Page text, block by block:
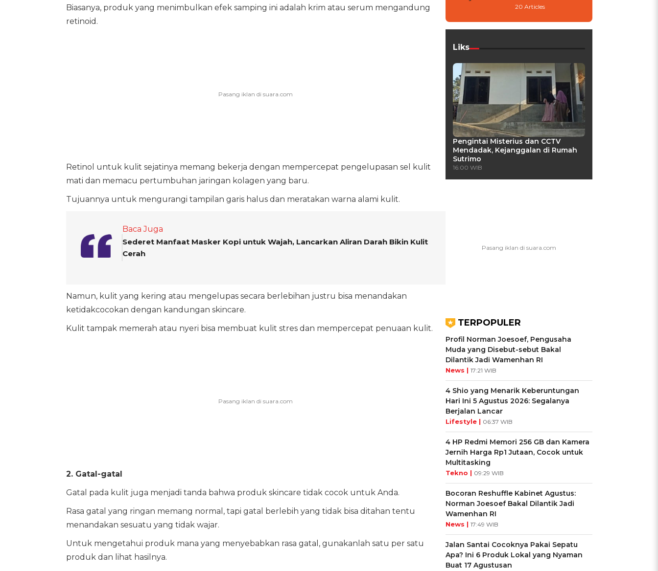
Biasanya, produk yang menimbulkan efek samping ini adalah krim atau serum mengandung
retinoid.
Retinol untuk kulit sejatinya memang bekerja dengan mempercepat pengelupasan sel kulit
mati dan memacu pertumbuhan jaringan kolagen yang baru.
Tujuannya untuk mengurangi tampilan garis halus dan meratakan warna alami kulit.
Baca Juga
Sederet Manfaat Masker Kopi untuk Wajah, Lancarkan Aliran Darah Bikin Kulit
Cerah
Namun, kulit yang kering atau mengelupas secara berlebihan justru bisa menandakan
ketidakcocokan dengan kandungan skincare.
Kulit tampak memerah atau nyeri bisa membuat kulit stres dan mempercepat penuaan kulit.
2. Gatal-gatal
Gatal pada kulit juga menjadi tanda bahwa produk skincare tidak cocok untuk Anda.
Rasa gatal yang ringan memang normal, tapi gatal berlebih yang tidak bisa ditahan tentu
menandakan sesuatu yang tidak wajar.
Untuk mengetahui produk mana yang menyebabkan rasa gatal, gunakanlah satu per satu
produk dan lihat hasilnya.
20 Articles
Liks
Pengintai Misterius dan CCTV
Mendadak, Kejanggalan di Rumah
Sutrimo
16:00 WIB
TERPOPULER
Profil Norman Joesoef, Pengusaha
Muda yang Disebut-sebut Bakal
Dilantik Jadi Wamenhan RI
News | 17:21 WIB
4 Shio yang Menarik Keberuntungan
Hari Ini 5 Agustus 2026: Segalanya
Berjalan Lancar
Lifestyle | 06:37 WIB
4 HP Redmi Memori 256 GB dan Kamera
Jernih Harga Rp1 Jutaan, Cocok untuk
Multitasking
Tekno | 09:29 WIB
Bocoran Reshuffle Kabinet Agustus:
Norman Joesoef Bakal Dilantik Jadi
Wamenhan RI
News | 17:49 WIB
Jalan Santai Cocoknya Pakai Sepatu
Apa? Ini 6 Produk Lokal yang Nyaman
Buat 17 Agustusan